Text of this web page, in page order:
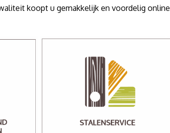
koopt u gemakkelijk en voordelig